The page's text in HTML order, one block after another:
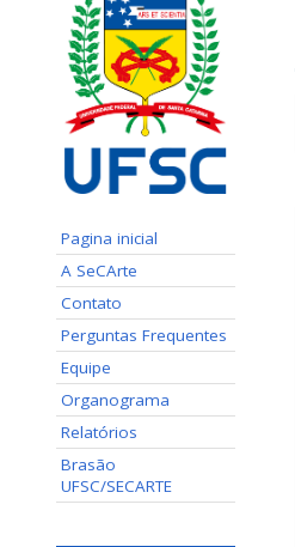
Pagina inicial
A SeCArte
Contato
Perguntas Frequentes
Equipe
Organograma
Relatórios
Brasão
UFSC/SECARTE